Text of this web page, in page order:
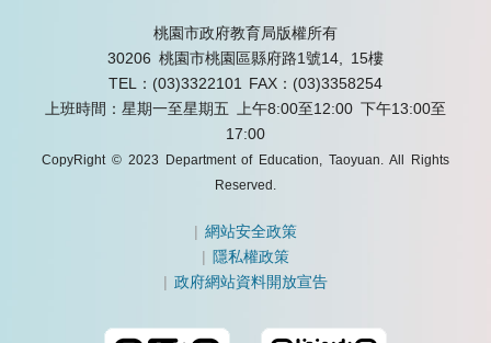
桃園市政府教育局版權所有
30206 桃園市桃園區縣府路1號14, 15樓
TEL：(03)3322101
FAX：(03)3358254
上班時間：星期一至星期五 上午8:00至12:00 下午13:00至
17:00
CopyRight © 2023 Department of Education, Taoyuan. All Rights
Reserved.
|網站安全政策
| 隱私權政策
|政府網站資料開放宣告